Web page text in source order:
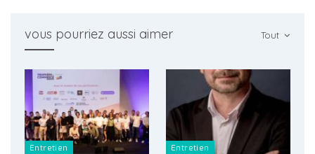
Tout
vous pourriez aussi aimer
Entretien Entretien